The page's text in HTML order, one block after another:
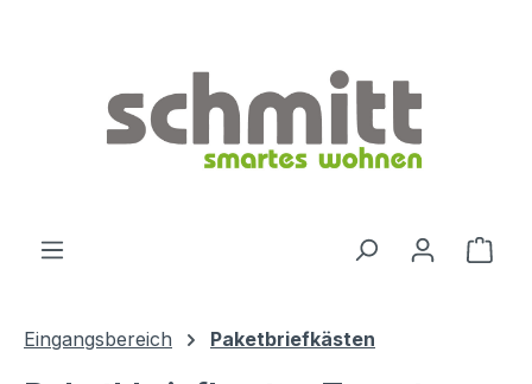
Eingangsbereich Paketbriefkästen